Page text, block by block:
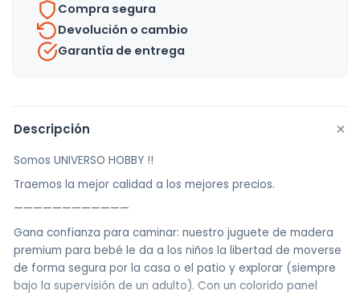
cantidad
Compra segura
Devolución o cambio
Garantía de entrega
Descripción +
Somos UNIVERSO HOBBY !!
Traemos la mejor calidad a los mejores precios.
————————————
Gana confianza para caminar: nuestro juguete de madera
premium para bebé le da a los niños la libertad de moverse
de forma segura por la casa o el patio y explorar (siempre
bajo la supervisión de un adulto). Con un colorido panel